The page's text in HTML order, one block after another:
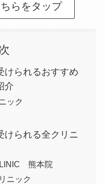
らをタップ
けられるおすすめ
介
ック
けられる全クリニ
熊本院
ニック